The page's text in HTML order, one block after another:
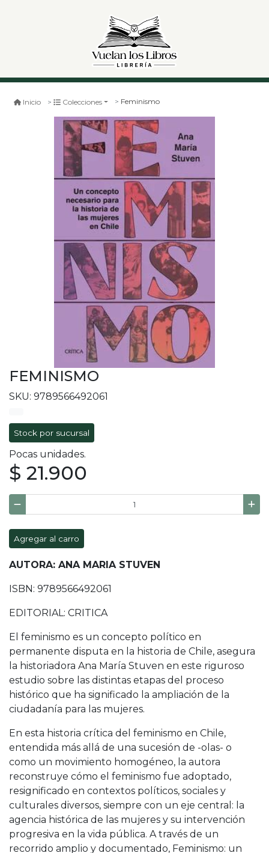
Inicio Colecciones Feminismo
FEMINISMO
SKU: 9789566492061
Stock por sucursal
Pocas unidades.
$ 21.900
Agregar al carro
AUTORA: ANA MARIA STUVEN
ISBN: 9789566492061
EDITORIAL: CRITICA
El feminismo es un concepto político en
permanente disputa en la historia de Chile, asegura
la historiadora Ana María Stuven en este riguroso
estudio sobre las distintas etapas del proceso
histórico que ha significado la ampliación de la
ciudadanía para las mujeres.
En esta historia crítica del feminismo en Chile,
entendida más allá de una sucesión de -olas- o
como un movimiento homogéneo, la autora
reconstruye cómo el feminismo fue adoptado,
resignificado en contextos políticos, sociales y
culturales diversos, siempre con un eje central: la
agencia histórica de las mujeres y su intervención
progresiva en la vida pública. A través de un
recorrido amplio y documentado, Feminismo: un